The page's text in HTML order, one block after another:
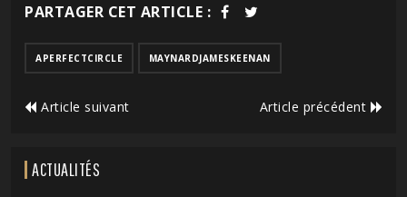
PARTAGER CET ARTICLE :
APERFECTCIRCLE MAYNARDJAMESKEENAN
Article suivant Article précédent
ACTUALITÉS